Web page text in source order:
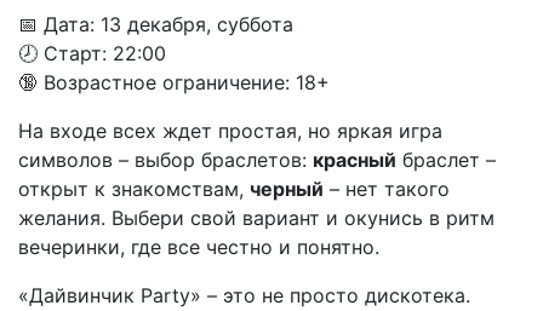
📅 Дата: 13 декабря, суббота
🕗 Старт: 22:00
🔞 Возрастное ограничение: 18+
На входе всех ждет простая, но яркая игра
символов – выбор браслетов: красный браслет –
открыт к знакомствам, черный – нет такого
желания. Выбери свой вариант и окунись в ритм
вечеринки, где все честно и понятно.
«Дайвинчик Party» – это не просто дискотека.